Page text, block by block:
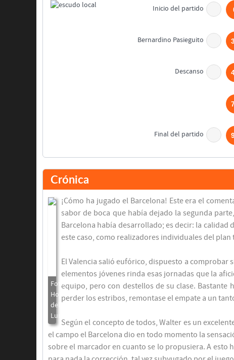
Inicio del partido
Bernardino Pasieguito
Descanso
Final del partido
Crónica
¡Cómo ha jugado el Barcelona! Este era el
sabor de boca que había dejado la segunda
Barcelona había desarrollado; es decir: la calidad
este caso, como realizadores individuales del plan
El Valencia salió eufórico, dispuesto a comprobar
elementos jóvenes rinda esas jornadas que la
equipo, pero con destellos de su clase. Bastante
perder los estribos, remontase el empate a un
Según el concepto de todos, Walter es un
el campo el Barcelona dio en todo momento la
sobre el marcador en cuanto se lo propusiera. A